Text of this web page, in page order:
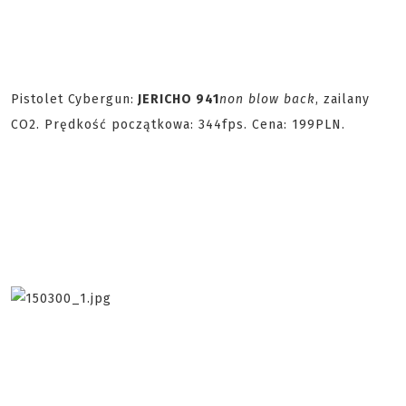
Pistolet Cybergun: JERICHO 941non blow back, zailany
CO2. Prędkość początkowa: 344fps. Cena: 199PLN.